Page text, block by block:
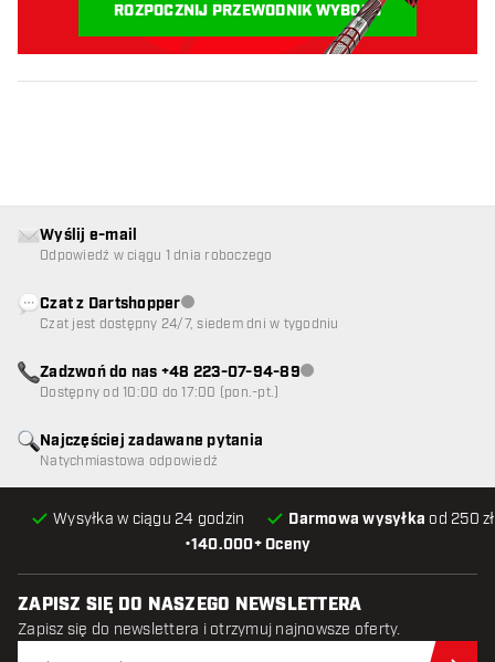
ROZPOCZNIJ PRZEWODNIK WYBORU
•140.000+ Oceny
Wysyłka w ciągu 24 godzin Darmowa wysyłka od 250
Najczęściej zadawane pytania
Natychmiastowa odpowiedź
Wyślij e-mail
Odpowiedź w ciągu 1 dnia roboczego
Czat z DartshopperObsługa klienta niedostępna
Czat jest dostępny 24/7, siedem dni w tygodniu
Zadzwoń do nas +48 223-07-94-89Obsługa klienta niedostępna
Dostępny od 10:00 do 17:00 (pon.-pt.)
ZAPISZ SIĘ DO NASZEGO NEWSLETTERA
Zapisz się do newslettera i otrzymuj najnowsze oferty.